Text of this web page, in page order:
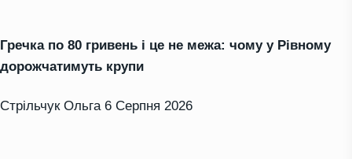
Гречка по 80 гривень і це не межа: чому у Рівному
дорожчатимуть крупи
Стрільчук Ольга 6 Серпня 2026